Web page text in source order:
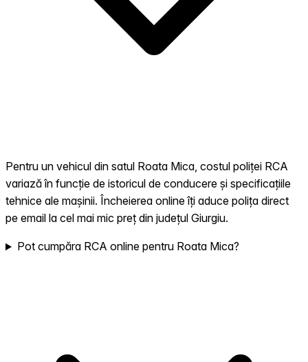
Pentru un vehicul din satul Roata Mica, costul poliței RCA
variază în funcție de istoricul de conducere și specificațiile
tehnice ale mașinii. Încheierea online îți aduce polița direct
pe email la cel mai mic preț din județul Giurgiu.
Pot cumpăra RCA online pentru Roata Mica?